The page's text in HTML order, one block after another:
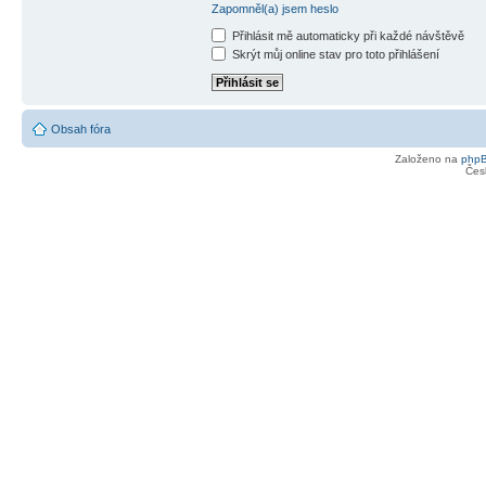
Zapomněl(a) jsem heslo
Přihlásit mě automaticky při každé návštěvě
Skrýt můj online stav pro toto přihlášení
Obsah fóra
Založeno na